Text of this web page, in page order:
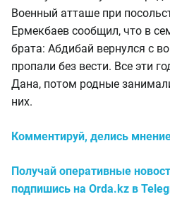
Военный атташе при
Ермекбаев сообщил, что в
брата: Абдибай вернулся с
пропали без вести. Все эти
Дана, потом родные
них.
Комментируй, делись
Получай оперативные
подпишись на Orda.kz в